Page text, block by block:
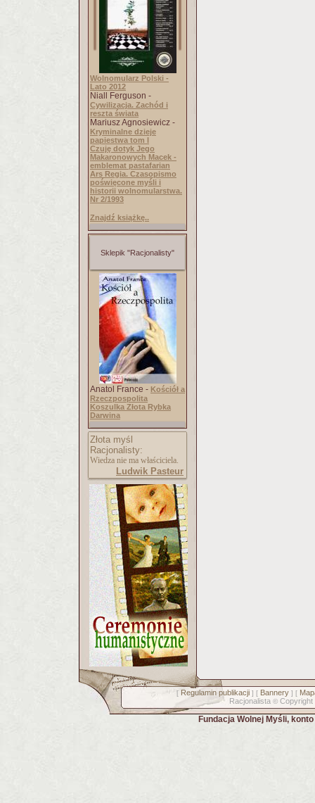
Wolnomularz Polski -
Lato 2012
Niall Ferguson -
Cywilizacja. Zachód i
reszta świata
Mariusz Agnosiewicz -
Kryminalne dzieje
papiestwa tom I
Czuję dotyk Jego
Makaronowych Macek -
emblemat pastafarian
Ars Regia. Czasopismo
poświęcone myśli i
historii wolnomularstwa.
Nr 2/1993
Znajdź książkę..
Sklepik "Racjonalisty"
Anatol France - Kościół a
Rzeczpospolita
Koszulka Złota Rybka
Darwina
Złota myśl
Racjonalisty:
Wiedza nie ma właściciela.
Ludwik Pasteur
[ Regulamin publikacji] [ Bannery] [
Racjonalista © Copyright
Fundacja Wolnej Myśli,